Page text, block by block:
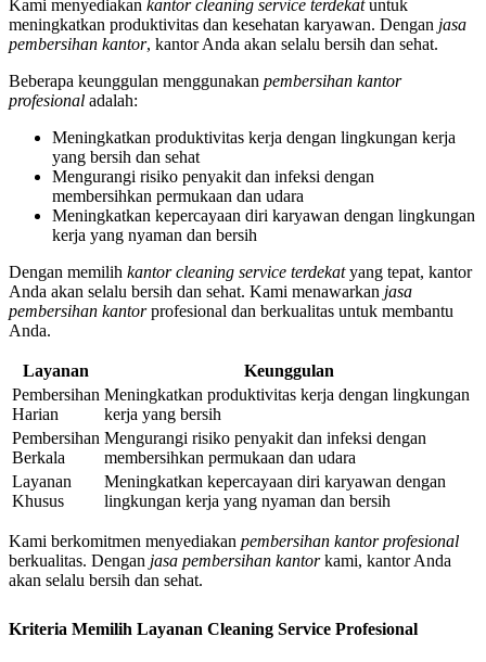
Kami menyediakan kantor cleaning service terdekatuntuk
meningkatkan produktivitas dan kesehatan karyawan. Dengan jasa
pembersihan kantor, kantor Anda akan selalu bersih dan sehat.
Beberapa keunggulan menggunakan pembersihan kantor
profesional adalah:
Meningkatkan produktivitas kerja dengan lingkungan kerja
yang bersih dan sehat
Mengurangi risiko penyakit dan infeksi dengan
membersihkan permukaan dan udara
Meningkatkan kepercayaan diri karyawan dengan lingkungan
kerja yang nyaman dan bersih
Dengan memilih kantor cleaning service terdekatyang tepat, kantor
Anda akan selalu bersih dan sehat. Kami menawarkan jasa
pembersihan kantorprofesional dan berkualitas untuk membantu
Anda.
Layanan
Keunggulan
Pembersihan
Harian
Meningkatkan produktivitas kerja dengan lingkungan
kerja yang bersih
Pembersihan
Berkala
Mengurangi risiko penyakit dan infeksi dengan
membersihkan permukaan dan udara
Layanan
Khusus
Meningkatkan kepercayaan diri karyawan dengan
lingkungan kerja yang nyaman dan bersih
Kami berkomitmen menyediakan pembersihan kantor profesional
berkualitas. Dengan jasa pembersihan kantorkami, kantor Anda
akan selalu bersih dan sehat.
Kriteria Memilih Layanan Cleaning Service Profesional